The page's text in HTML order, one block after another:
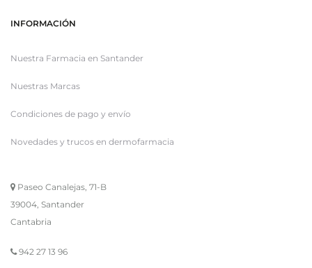
INFORMACIÓN
Nuestra Farmacia en Santander
Nuestras Marcas
Condiciones de pago y envío
Novedades y trucos en dermofarmacia
Paseo Canalejas, 71-B
39004, Santander
Cantabria
942 27 13 96